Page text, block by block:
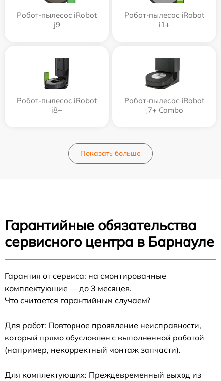
Робот-пылесос iRobot
j9
Робот-пылесос iRobot
i1+
Робот-пылесос iRobot
i8+
Робот-пылесос iRobot
J7+ Combo
Показать больше
Гарантийные обязательства
сервисного центра в Барнауле
Гарантия от сервиса: на смонтированные
комплектующие — до 3 месяцев.
Что считается гарантийным случаем?
Для работ: Повторное проявление неисправности,
который прямо обусловлен с выполненной работой
(например, некорректный монтаж запчасти).
Для комплектующих: Преждевременный выход из